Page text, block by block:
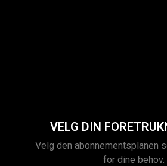
VELG DIN
Velg den abonnementsplanen
for dine behov.